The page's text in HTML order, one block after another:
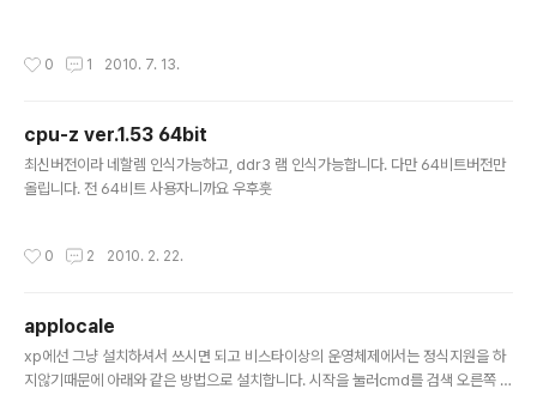
0 1 2010. 7. 13.
cpu-z ver.1.53 64bit
최신버전이라 네할렘 인식가능하고, ddr3 램 인식가능합니다. 다만 64비트버전만
올립니다. 전 64비트 사용자니까요 우후훗
0 2 2010. 2. 22.
applocale
xp에선 그냥 설치하셔서 쓰시면 되고 비스타이상의 운영체제에서는 정식지원을 하
지않기때문에 아래와 같은 방법으로 설치합니다. 시작을 눌러cmd를 검색 오른쪽 클